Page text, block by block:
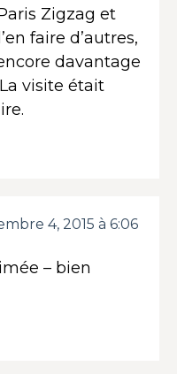
Zigzag et
faire d’autres,
davantage
visite était
4, 2015 à 6:06
– bien